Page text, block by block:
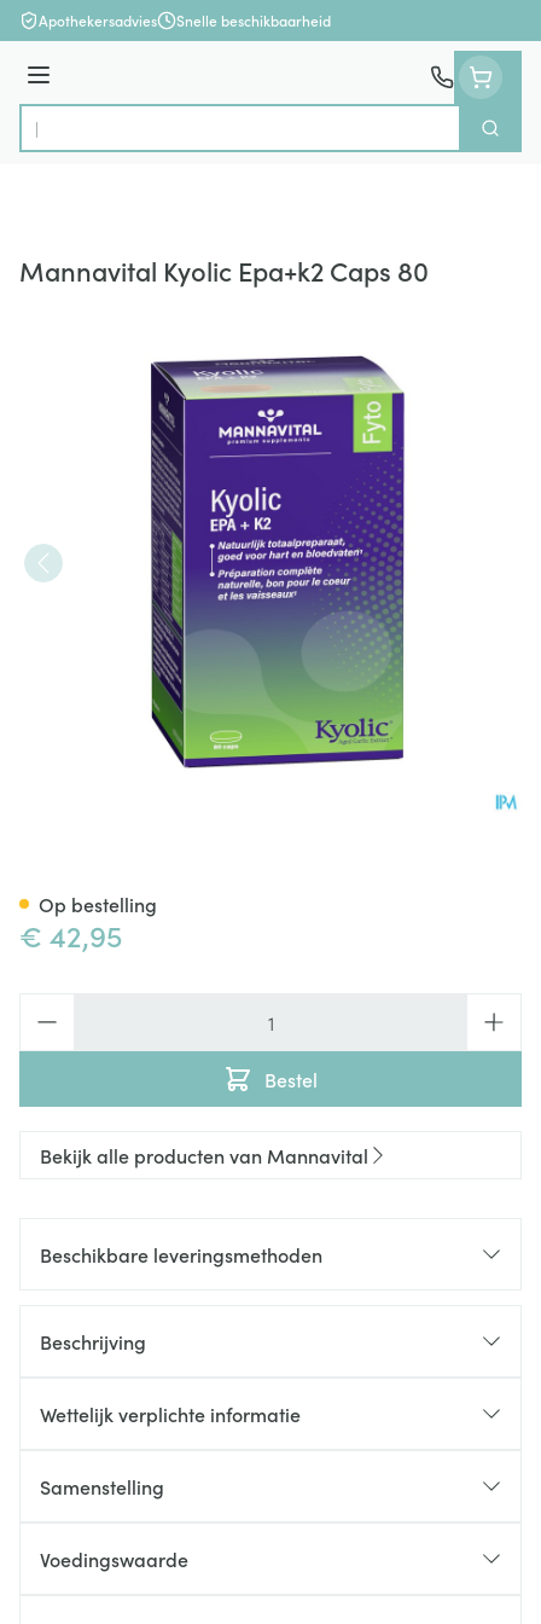
Ga naar de inhoud
Apothekersadvies Snelle beschikbaarheid
Menu
Product, merk, categorie...
Zoek
Mannavital Kyolic Epa+k2 Caps 80
€ 42,95
Bestel
Op bestelling
Bekijk alle producten van Mannavital
Beschikbare leveringsmethoden
Beschrijving
Wettelijk verplichte informatie
Samenstelling
Voedingswaarde